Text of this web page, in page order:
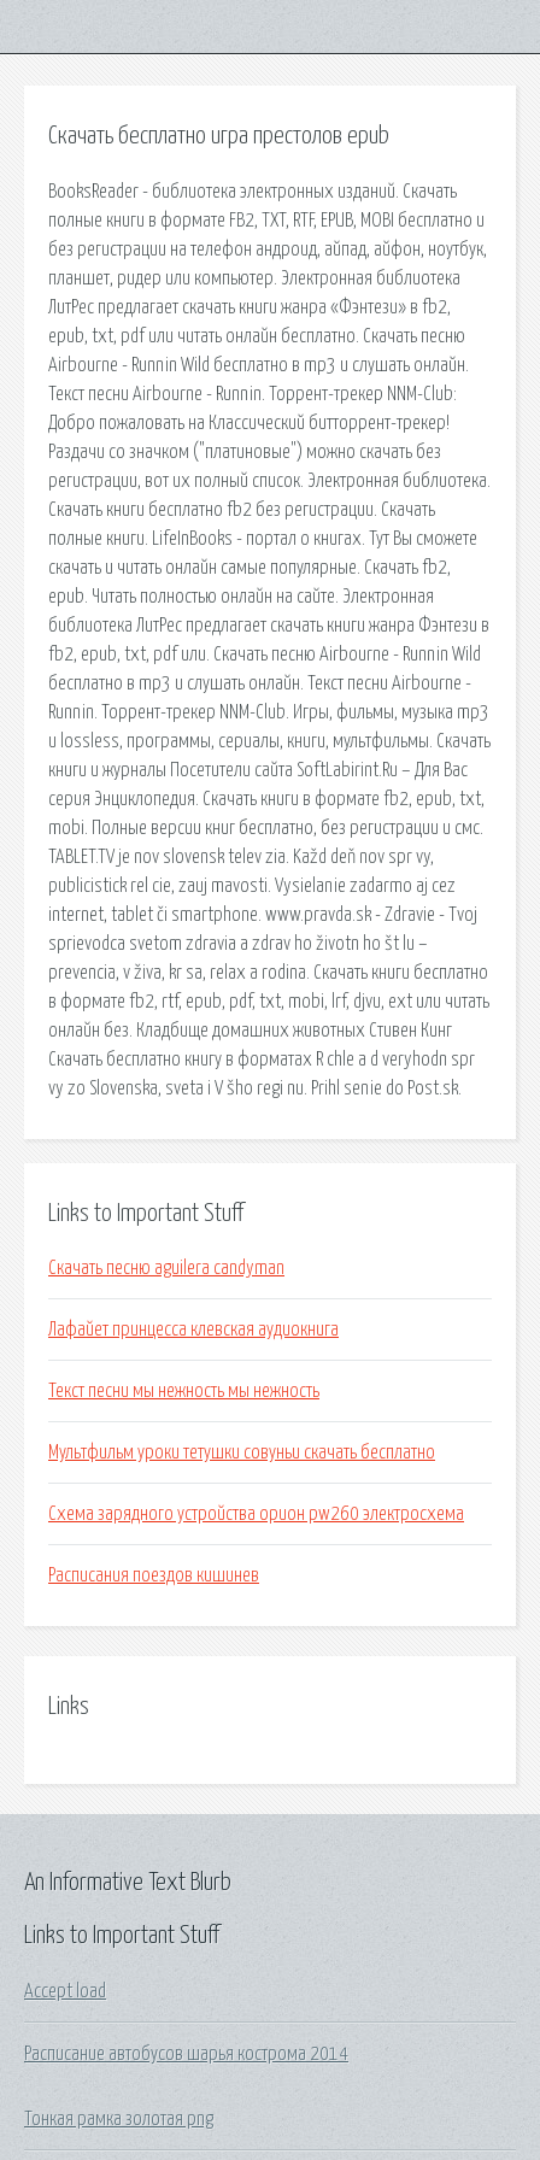
Скачать бесплатно игра престолов epub
BooksReader - библиотека электронных изданий. Скачать
полные книги в формате FB2, TXT, RTF, EPUB, MOBI бесплатно и
без регистрации на телефон андроид, айпад, айфон, ноутбук,
планшет, ридер или компьютер. Электронная библиотека
ЛитРес предлагает скачать книги жанра «Фэнтези» в fb2,
epub, txt, pdf или читать онлайн бесплатно. Скачать песню
Airbourne - Runnin Wild бесплатно в mp3 и слушать онлайн.
Текст песни Airbourne - Runnin. Торрент-трекер NNM-Club:
Добро пожаловать на Классический битторрент-трекер!
Раздачи со значком ("платиновые") можно скачать без
регистрации, вот их полный список. Электронная библиотека.
Скачать книги бесплатно fb2 без регистрации. Скачать
полные книги. LifeInBooks - портал о книгах. Тут Вы сможете
скачать и читать онлайн самые популярные. Скачать fb2,
epub. Читать полностью онлайн на сайте. Электронная
библиотека ЛитРес предлагает скачать книги жанра Фэнтези в
fb2, epub, txt, pdf или. Скачать песню Airbourne - Runnin Wild
бесплатно в mp3 и слушать онлайн. Текст песни Airbourne -
Runnin. Торрент-трекер NNM-Club. Игры, фильмы, музыка mp3
и lossless, программы, сериалы, книги, мультфильмы. Скачать
книги и журналы Посетители сайта SoftLabirint.Ru – Для Вас
серия Энциклопедия. Скачать книги в формате fb2, epub, txt,
mobi. Полные версии книг бесплатно, без регистрации и смс.
TABLET.TV je nov slovensk telev zia. Každ deň nov spr vy,
publicistick rel cie, zauj mavosti. Vysielanie zadarmo aj cez
internet, tablet či smartphone. www.pravda.sk - Zdravie - Tvoj
sprievodca svetom zdravia a zdrav ho životn ho št lu –
prevencia, v živa, kr sa, relax a rodina. Скачать книги бесплатно
в формате fb2, rtf, epub, pdf, txt, mobi, lrf, djvu, ext или читать
онлайн без. Кладбище домашних животных Стивен Кинг
Скачать бесплатно книгу в форматах R chle a d veryhodn spr
vy zo Slovenska, sveta i V šho regi nu. Prihl senie do Post.sk.
Links to Important Stuff
Скачать песню aguilera candyman
Лафайет принцесса клевская аудиокнига
Текст песни мы нежность мы нежность
Мультфильм уроки тетушки совуньи скачать бесплатно
Схема зарядного устройства орион pw260 электросхема
Расписания поездов кишинев
Links
Links to Important Stuff
Accept load
Расписание автобусов шарья кострома 2014
Тонкая рамка золотая png
An Informative Text Blurb